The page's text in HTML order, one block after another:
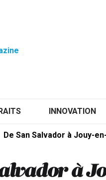
INNOVATION
De San Salvador à Jouy-
à